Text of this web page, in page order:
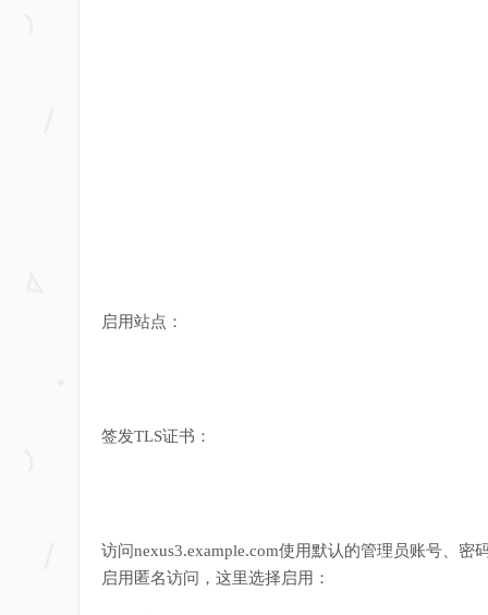
启用站点：
签发TLS证书：
访问nexus3.example.com使用默认的管理员账号、
启用匿名访问，这里选择启用：